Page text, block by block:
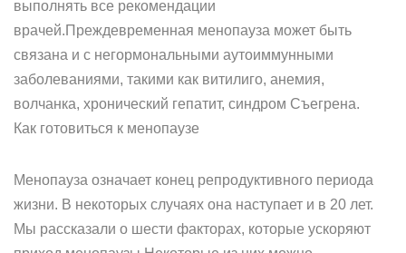
выполнять все рекомендации
врачей.Преждевременная менопауза может быть
связана и с негормональными аутоиммунными
заболеваниями, такими как витилиго, анемия,
волчанка, хронический гепатит, синдром Съегрена.
Как готовиться к менопаузе
Менопауза означает конец репродуктивного периода
жизни. В некоторых случаях она наступает и в 20 лет.
Мы рассказали о шести факторах, которые ускоряют